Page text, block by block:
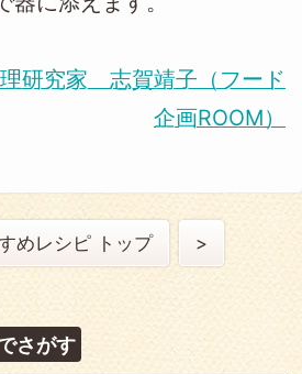
研究家 志賀靖子（フード
企画ROOM）
めレシピ トップ >
さがす